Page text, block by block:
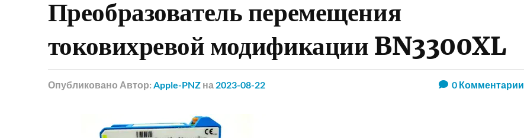
Преобразователь перемещения
токовихревой модификации BN3300XL
Опубликовано Автор: Apple-PNZ на 2023-08-22 0Комментарии